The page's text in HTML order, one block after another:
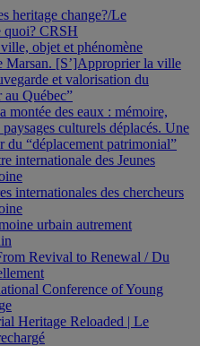
heritage change?/Le
quoi? CRSH
objet et phénomène
Marsan. [S’]Approprier la ville
et valorisation du
Québec”
montée des eaux : mémoire,
culturels déplacés. Une
du “déplacement patrimonial”
internationale des Jeunes
internationales des chercheurs
urbain autrement
Revival to Renewal / Du
Conference of Young
Heritage Reloaded | Le